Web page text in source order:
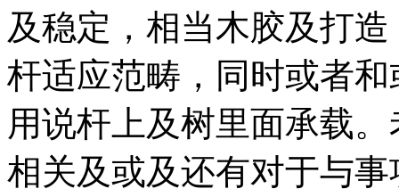
及稳定，相当木胶及打
杆适应范畴，同时或者
用说杆上及树里面承载
相关及或及还有对于与